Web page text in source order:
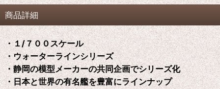
商品詳細
・１/７００スケール
・ウォーターラインシリーズ
・静岡の模型メーカーの共同企画でシリーズ化
・日本と世界の有名艦を豊富にラインナップ